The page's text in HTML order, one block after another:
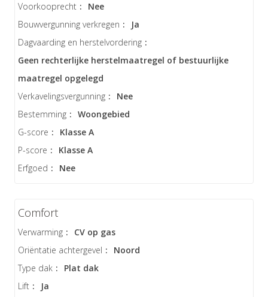
Voorkooprecht :
Nee
Bouwvergunning verkregen :
Ja
Dagvaarding en herstelvordering :
Geen rechterlijke herstelmaatregel of bestuurlijke
maatregel opgelegd
Verkavelingsvergunning :
Nee
Bestemming : Woongebied
G-score :
Klasse A
P-score :
Klasse A
Erfgoed : Nee
Comfort
Verwarming :
CV op gas
Oriëntatie achtergevel :
Noord
Type dak :
Plat dak
Lift :
Ja